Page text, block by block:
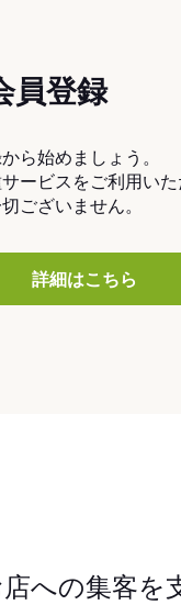
員登録
ら始めましょう。
ービスをご利用い
ございません。
詳細はこちら
への集客を